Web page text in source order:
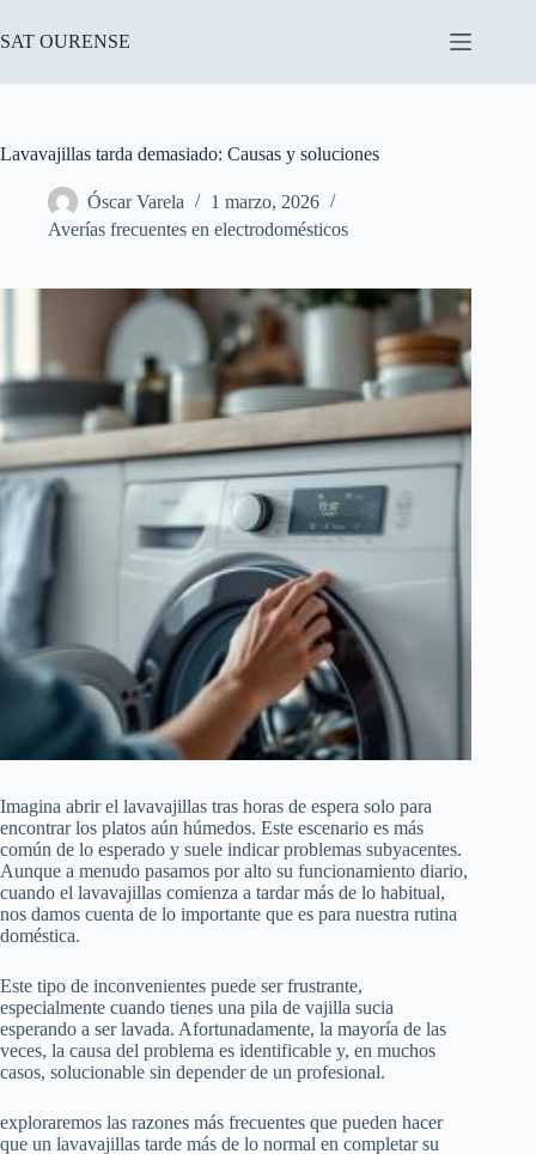
al
contenido
SAT OURENSE
Lavavajillas tarda demasiado: Causas y soluciones
Óscar Varela
1 marzo, 2026
Averías frecuentes en electrodomésticos
Imagina abrir el lavavajillas tras horas de espera solo para
encontrar los platos aún húmedos. Este escenario es más
común de lo esperado y suele indicar problemas subyacentes.
Aunque a menudo pasamos por alto su funcionamiento diario,
cuando el lavavajillas comienza a tardar más de lo habitual,
nos damos cuenta de lo importante que es para nuestra rutina
doméstica.
Este tipo de inconvenientes puede ser frustrante,
especialmente cuando tienes una pila de vajilla sucia
esperando a ser lavada. Afortunadamente, la mayoría de las
veces, la causa del problema es identificable y, en muchos
casos, solucionable sin depender de un profesional.
exploraremos las razones más frecuentes que pueden hacer
que un lavavajillas tarde más de lo normal en completar su